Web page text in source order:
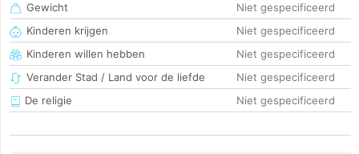
Gewicht
Niet gespecificeerd
Kinderen krijgen
Niet gespecificeerd
Kinderen willen hebben
Niet gespecificeerd
Verander Stad / Land voor de liefde
Niet gespecificeerd
De religie
Niet gespecificeerd